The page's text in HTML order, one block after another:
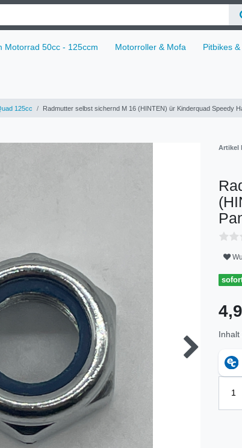
Motorrad 50cc - 125ccm Motorroller & Mofa Pitbikes
125cc Radmutter selbst sichernd M 16 (HINTEN) ür Kinderquad Speedy
Artikel
Inhalt